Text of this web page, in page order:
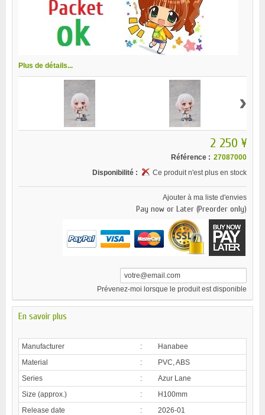
Plus de détails...
›
2 250 ¥
Référence : 27087000
Disponibilité :
Ce produit n'est plus en stock
Ajouter à ma liste d'envies
Pay now or Later (Preorder only)
Prévenez-moi lorsque le produit est disponible
En savoir plus
Manufacturer :
Hanabee
Material
:
PVC, ABS
Series
:
Azur Lane
Size (approx.)
:
H100mm
Release date
: 2026-01